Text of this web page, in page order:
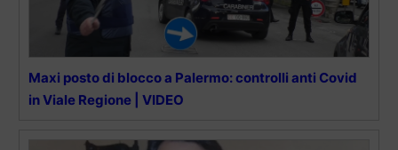
Maxi posto di blocco a Palermo: controlli anti Covid
in Viale Regione | VIDEO